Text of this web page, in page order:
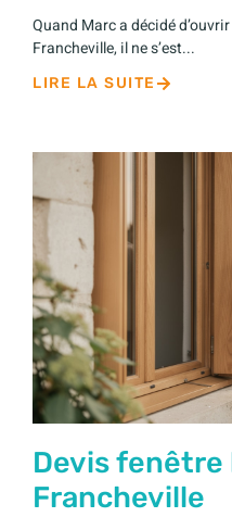
Quand Marc a décidé
Francheville, il ne s’est...
LIRE LA SUITE
Devis fenêtre
Francheville